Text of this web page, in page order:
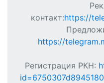
контакт:https://
https://
Регистрация РКН: